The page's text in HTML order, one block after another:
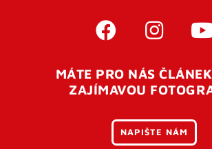
MÁTE PRO NÁS
ZAJÍMAVOU
NAPIŠTE NÁM